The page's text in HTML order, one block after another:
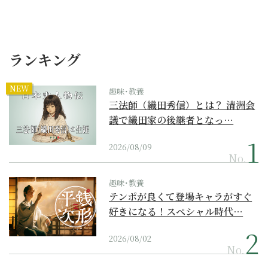
ランキング
NEW 趣味･教養
三法師（織田秀信）とは？ 清洲会
議で織田家の後継者となっ…
2026/08/09
No.
趣味･教養
テンポが良くて登場キャラがすぐ
好きになる！スペシャル時代…
2026/08/02
No.